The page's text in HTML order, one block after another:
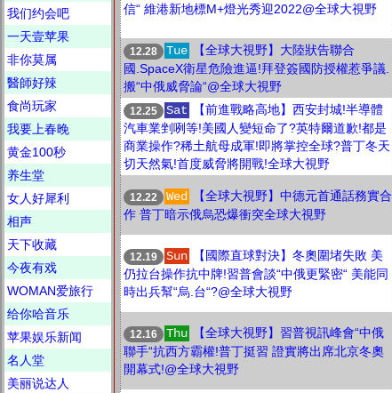
我们约会吧
一天壹苹果
非你莫属
醫師好辣
食尚玩家
我要上春晚
黄金100秒
养生堂
女人好犀利
相声
天下收藏
今夜有戏
WOMAN爱旅行
给你哈音乐
苹果娱乐新闻
名人堂
美丽说达人
信“ 維港新地標M+燈光秀迎2022@全球大視野
12.28 Tue
【全球大視野】大陸狀告聯合
國.SpaceX衛星危險進逼!拜登簽國防授權惹爭議.
搬“中俄威脅論“@全球大視野
12.25 Sat
【前進戰略高地】西安封城!半導體
汽車業剉咧等!美國人變短命了?英特爾道歉!都是
商業操作?稀土航母成軍!即將掌控全球?普丁冬天
切天然氣!首度威脅將開戰!全球大視野
12.22 Wed
【全球大視野】中德元首通話務實合
作 普丁暗示俄烏恐爆衝突全球大視野
12.19 Sun
【國際直球對決】冬奧圍堵失敗 美
仍拉台操作抗中牌!習普會談“中俄更緊密“ 美能同
時出兵幫“烏.台“?@全球大視野
12.16 Thu
【全球大視野】習普視訊峰會“中俄
聯手“抗西方霸權!普丁挺習 證實將出席北京冬奧
開幕式!@全球大視野